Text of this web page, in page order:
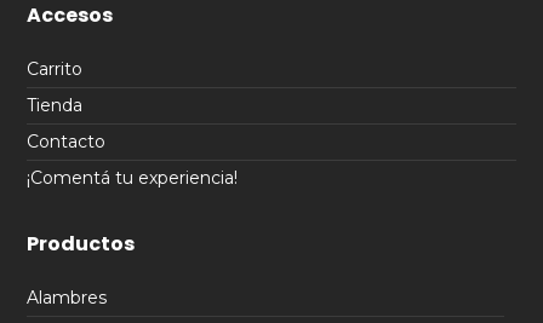
Accesos
Carrito
Tienda
Contacto
¡Comentá tu experiencia!
Productos
Alambres